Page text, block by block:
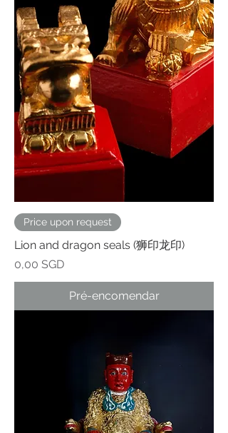
Price upon request
Lion and dragon seals (狮印龙印)
Preço
0,00 SGD
Pré-encomendar